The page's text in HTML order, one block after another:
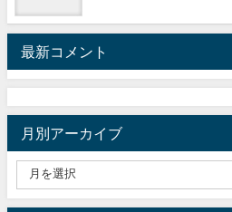
最新コメント
月別アーカイブ